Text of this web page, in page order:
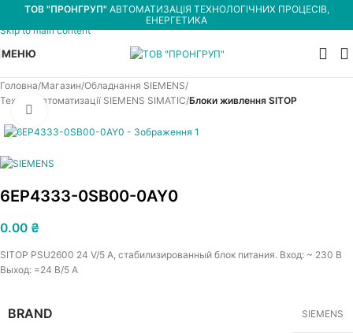
Skip to navigation
Skip to main content
ТОВ "ПРОНГРУП" АВТОМАТИЗАЦІЯ ТЕХНОЛОГІЧНИХ ПРОЦЕСІВ,
ЕНЕРГЕТИКА
МЕНЮ
Головна Магазин Обладнання SIEMENS
Техніка автоматизації SIEMENS SIMATIC Блоки живлення SITOP
6EP4333-0SB00-0AY0
0.00 ₴
SITOP PSU2600 24 V/5 A, стабилизированный блок питания. Вход: ~ 230 В
Выход: =24 В/5 A
BRAND SIEMENS